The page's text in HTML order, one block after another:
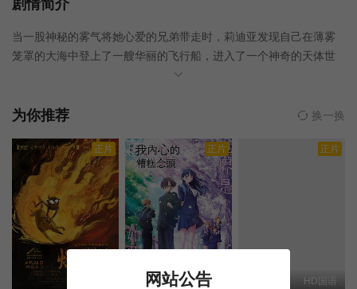
剧情简介
当一股神秘的雾气将她心爱的兄弟带走时，莉迪亚发现自己在薄雾
笼罩的大海中登上了一艘华丽的飞行船，进入了一个神奇的天体世
界。在一位天文魔术师大师的翅膀下，莉迪亚学到了一个惊人的事
在她的大营救任务中对抗施法宾德。一路上，卢卡斯，一个笨拙但
为你推荐 换一换
正片 正片
HD中字
正片
HD国语
网站公告